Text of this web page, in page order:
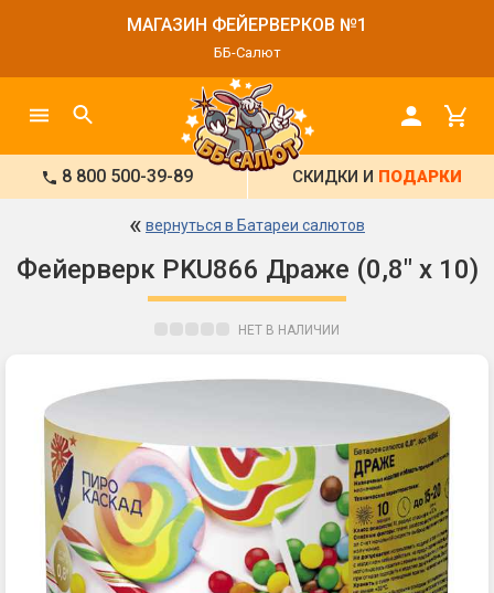
МАГАЗИН ФЕЙЕРВЕРКОВ №1
ББ-Салют
8 800 500-39-89 СКИДКИ И ПОДАРКИ
« вернуться в Батареи салютов
Фейерверк PKU866 Драже (0,8" х 10)
НЕТ В НАЛИЧИИ